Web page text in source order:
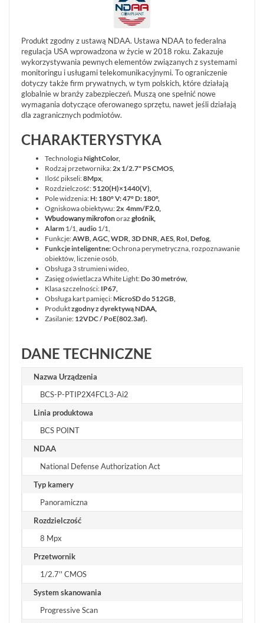
Produkt zgodny z ustawą NDAA. Ustawa NDAA to federalna
regulacja USA wprowadzona w życie w 2018 roku. Zakazuje
wykorzystywania pewnych elementów związanych z systemami
monitoringu i usługami telekomunikacyjnymi. To ograniczenie
dotyczy także firm prywatnych, w tym polskich, które działają
globalnie w branży zabezpieczeń. Muszą one spełnić nowe
wymagania dotyczące oferowanego sprzętu, nawet jeśli działają
dla zagranicznych podmiotów.
CHARAKTERYSTYKA
TechnologiaNightColor,
Rodzaj przetwornika:2x 1/2.7" PS CMOS,
Ilość pikseli:8Mpx,
Rozdzielczość:5120(H)×1440(V),
Pole widzenia:H: 180° V: 47° D: 180°,
Ogniskowa obiektywu:2x 4mm/F2.0,
Wbudowany mikrofonoraz głośnik,
Alarm 1/1, audio 1/1,
Funkcje:AWB, AGC, WDR, 3D DNR, AES, RoI, Defog,
Funkcje inteligentne:Ochrona perymetryczna, rozpoznawanie
obiektów, liczenie osób,
Obsługa 3 strumieni wideo,
Zasięg oświetlacza White Light:Do 30 metrów,
Klasa szczelności: IP67,
Obsługa kart pamięci:MicroSD do 512GB,
Produktzgodny z dyrektywąNDAA,
Zasilanie: 12VDC / PoE(802.3af).
DANE TECHNICZNE
Nazwa Urządzenia
BCS-P-PTIP2X4FCL3-Ai2
Linia produktowa
BCS POINT
NDAA
National Defense Authorization Act
Typ kamery
Panoramiczna
Rozdzielczość
8 Mpx
Przetwornik
1/2.7'' CMOS
System skanowania
Progressive Scan